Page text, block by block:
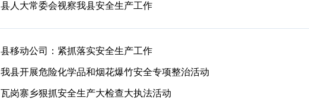
县人大常委会视察我县安全生产工作
县移动公司：紧抓落实安全生产工作
我县开展危险化学品和烟花爆竹安全专项整治活动
瓦岗寨乡狠抓安全生产大检查大执法活动